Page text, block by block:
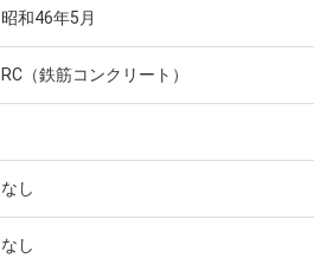
昭和46年5月
RC（鉄筋コンクリート）
なし
なし